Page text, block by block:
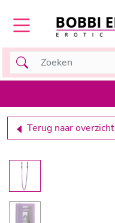
Terug naar overzicht